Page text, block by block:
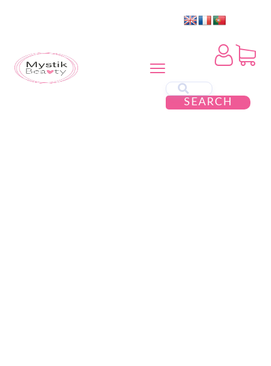
SEARCH